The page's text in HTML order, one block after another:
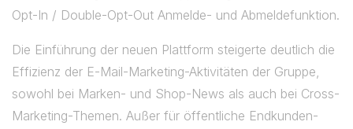
Opt-In / Double-Opt-Out Anmelde- und Abmeldefunktion.
Die Einführung der neuen Plattform steigerte deutlich die
Effizienz der E-Mail-Marketing-Aktivitäten der Gruppe,
sowohl bei Marken- und Shop-News als auch bei Cross-
Marketing-Themen. Außer für öffentliche Endkunden-